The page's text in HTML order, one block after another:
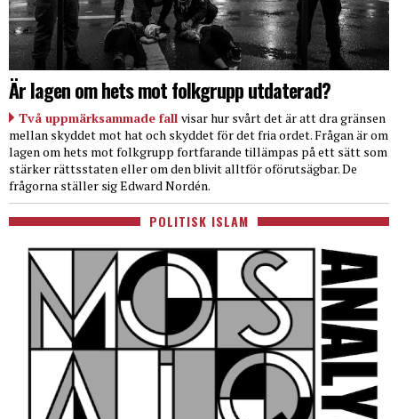
Är lagen om hets mot folkgrupp utdaterad?
Två uppmärksammade fall visar hur svårt det är att dra gränsen
mellan skyddet mot hat och skyddet för det fria ordet. Frågan är om
lagen om hets mot folkgrupp fortfarande tillämpas på ett sätt som
stärker rättsstaten eller om den blivit alltför oförutsägbar. De
frågorna ställer sig Edward Nordén.
POLITISK ISLAM